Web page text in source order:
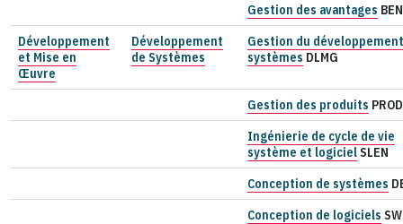
Gestion des avantages
Développement
et Mise en
Œuvre
Développement
de Systèmes
Gestion du
systèmes DLMG
Gestion des produits PROD
Ingénierie de cycle de vie
système et logiciel SLEN
Conception de systèmes
Conception de logiciels